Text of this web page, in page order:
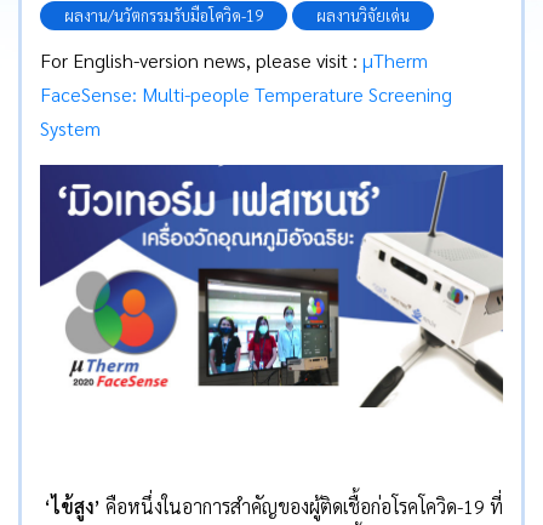
ผลงาน/นวัตกรรมรับมือโควิด-19 ผลงานวิจัยเด่น
For English-version news, please visit : µTherm
FaceSense: Multi-people Temperature Screening
System
‘ไข้สูง’ คือหนึ่งในอาการสำคัญของผู้ติดเชื้อก่อโรคโควิด-19 ที่